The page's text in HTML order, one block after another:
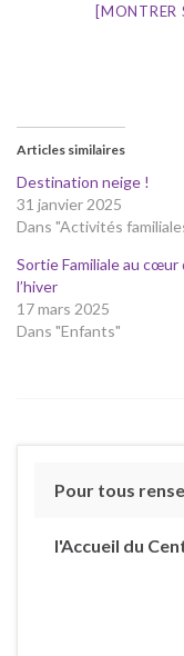
[MONTRER
Articles similaires
Destination neige !
31 janvier 2025
Dans "Activités
Sortie Familiale au cœur
l’hiver
17 mars 2025
Dans "Enfants"
Pour tous
l'Accueil du